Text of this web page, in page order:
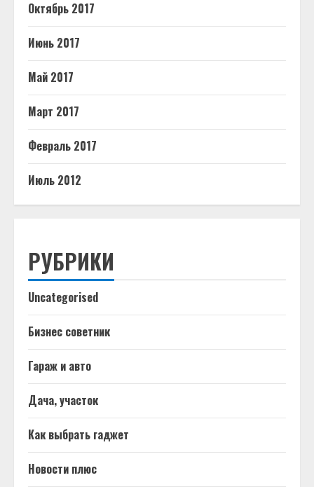
Октябрь 2017
Июнь 2017
Май 2017
Март 2017
Февраль 2017
Июль 2012
РУБРИКИ
Uncategorised
Бизнес советник
Гараж и авто
Дача, участок
Как выбрать гаджет
Новости плюс